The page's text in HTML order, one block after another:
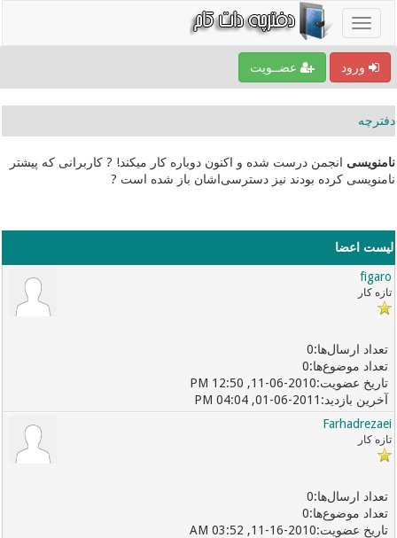
ورود عضــویت
دفترچه
نامنویسی انجمن درست شده و اکنون دوباره کار میکند! ? کاربرانی که پیشتر
نامنویسی کرده بودند نیز دسترسی‌اشان باز شده است ?
لیست اعضا
figaro
تازه کار
0
0
11-06-2010, 12:50 PM
01-06-2011, 04:04 PM
Farhadrezaei
تازه کار
0
0
11-16-2010, 03:52 AM